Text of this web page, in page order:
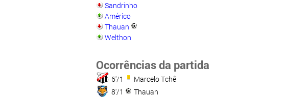
Sandrinho
Américo
Thauan
Welthon
Ocorrências da partida
6'/1
Marcelo Tchê
8'/1
Thauan